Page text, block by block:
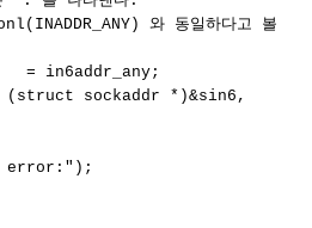
와 동일하다고 볼
in6addr_any;
sockaddr *)&sin6,